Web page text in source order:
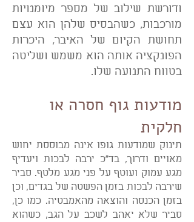
ודורשת שילוב של מספר מיומנויות
מורכבות, כשהבסיס שלהן הוא עצם
תחושת הקיום של האיבר, היכרות
הפונקציה אותה הוא משמש ושליטה
בטווח התנועה שלו.
מודעות גוף חסרה או
חלקית
תינוק שמודעות גופו אינה מבוססת יחוש
מאויים ודרוך, בד"כ ירבה לבכות ויעדיף
מגע עמוק ועוטף על פני מגע מלטף. סביר
שירבה לבכות בזמן הפשטה של בגדים, וכן
בזמן הכנסה והוצאה מהאמבטיה. כמו כן,
סביר שלא יאהב לשכב על הגב, כשהוא